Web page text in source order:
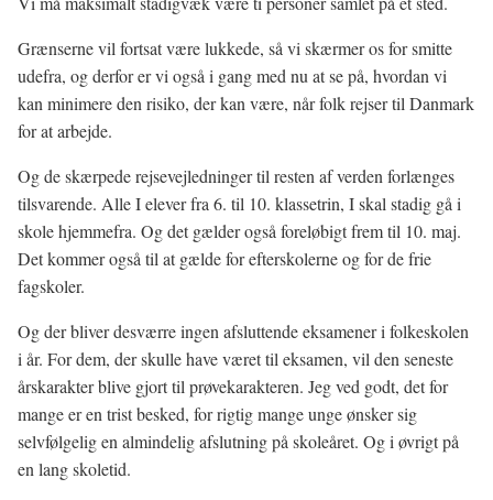
Grænserne vil fortsat være lukkede, så vi skærmer os for smitte
udefra, og derfor er vi også i gang med nu at se på, hvordan vi
kan minimere den risiko, der kan være, når folk rejser til Danmark
for at arbejde.
Og de skærpede rejsevejledninger til resten af verden forlænges
tilsvarende. Alle I elever fra 6. til 10. klassetrin, I skal stadig gå i
skole hjemmefra. Og det gælder også foreløbigt frem til 10. maj.
Det kommer også til at gælde for efterskolerne og for de frie
fagskoler.
Og der bliver desværre ingen afsluttende eksamener i folkeskolen
i år. For dem, der skulle have været til eksamen, vil den seneste
årskarakter blive gjort til prøvekarakteren. Jeg ved godt, det for
mange er en trist besked, for rigtig mange unge ønsker sig
selvfølgelig en almindelig afslutning på skoleåret. Og i øvrigt på
en lang skoletid.